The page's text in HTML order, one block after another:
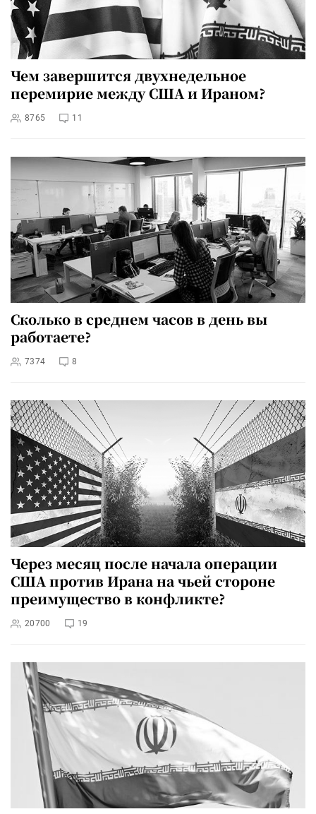
Чем завершится двухнедельное
перемирие между США и Ираном?
8765 11
Сколько в среднем часов в день вы
работаете?
7374 8
Через месяц после начала операции
США против Ирана на чьей стороне
преимущество в конфликте?
20700 19